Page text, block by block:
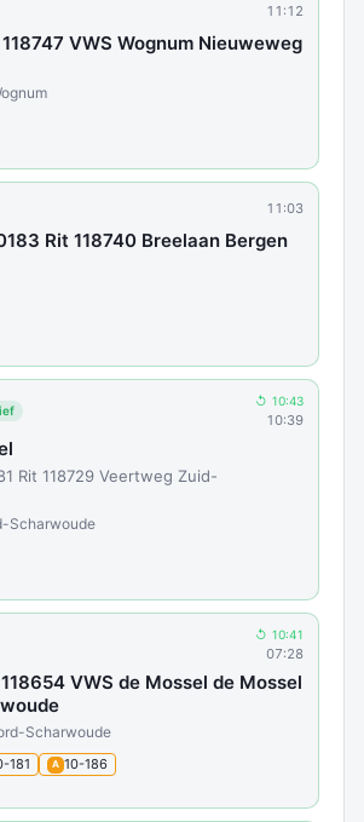
11:12
VWS Wognum Nieuweweg
11:03
Rit 118740 Breelaan Bergen
↺ 10:43
10:39
Rit 118729 Veertweg Zuid-
Scharwoude
↺ 10:41
07:28
VWS de Mossel de Mossel
Scharwoude
181 A 10-186